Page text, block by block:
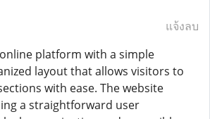
แจ้งลบ
platform with a simple
layout that allows visitors to
with ease. The website
a straightforward user